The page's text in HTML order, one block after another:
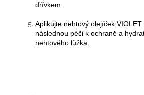
dřívkem.
Aplikujte nehtový olejíček
následnou péči k ochraně a
nehtového lůžka.